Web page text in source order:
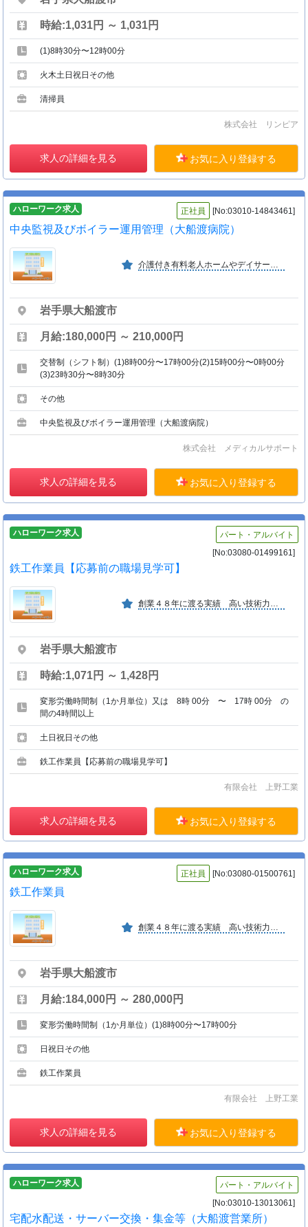
時給:1,031円 ～ 1,031円
(1)8時30分〜12時00分
火木土日祝日その他
清掃員
株式会社 リンピア
求人の詳細を見る お気に入り登録する
ハローワーク求人 正社員 [No:03010-14843461]
中央監視及びボイラー運用管理（大船渡病院）
介護付き有料老人ホームやデイサービス等の介護施設の運営と、病院業務のサポートを行っており、堅実で安定した経営を行っております。
岩手県大船渡市
月給:180,000円 ～ 210,000円
交替制（シフト制）(1)8時00分〜17時00分(2)15時00分〜0時00分
(3)23時30分〜8時30分
その他
中央監視及びボイラー運用管理（大船渡病院）
株式会社 メディカルサポート
求人の詳細を見る お気に入り登録する
ハローワーク求人
パート・アルバイト
[No:03080-01499161]
鉄工作業員【応募前の職場見学可】
創業４８年に渡る実績 高い技術力、製品精度 大型製缶品から小型金属製品まで幅広い対応力
岩手県大船渡市
時給:1,071円 ～ 1,428円
変形労働時間制（1か月単位）又は 8時 00分 〜 17時 00分 の
間の4時間以上
土日祝日その他
鉄工作業員【応募前の職場見学可】
有限会社 上野工業
求人の詳細を見る お気に入り登録する
ハローワーク求人 正社員 [No:03080-01500761]
鉄工作業員
岩手県大船渡市
月給:184,000円 ～ 280,000円
変形労働時間制（1か月単位）(1)8時00分〜17時00分
日祝日その他
鉄工作業員
有限会社 上野工業
求人の詳細を見る お気に入り登録する
ハローワーク求人
パート・アルバイト
[No:03010-13013061]
宅配水配送・サーバー交換・集金等（大船渡営業所）